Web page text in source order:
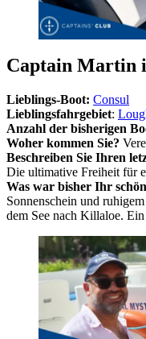
Captain Martin
Lieblings-Boot: Consul
Lieblingsfahrgebiet:
Anzahl der bisherigen
Woher kommen Sie?
Beschreiben Sie Ihren
Die ultimative Freiheit für
Was war bisher Ihr
Sonnenschein und
dem See nach Killaloe.